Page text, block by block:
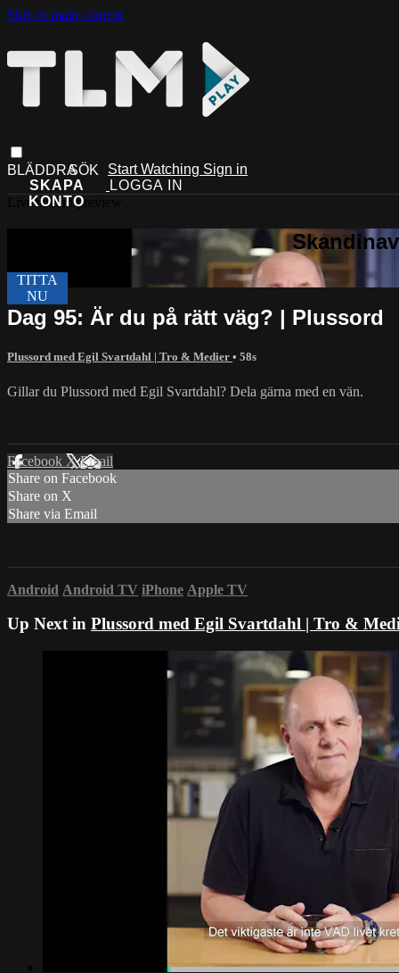
Skip to main content
Start Watching Sign in
Live stream preview
Dag 95: Är du på rätt väg? | Plussord
Plussord med Egil Svartdahl | Tro & Medier • 58s
Gillar du Plussord med Egil Svartdahl? Dela gärna med en vän.
Facebook XEmail
Share on Facebook
Share on X
Share via Email
Android Android TV iPhone Apple TV
Up Next in Plussord med Egil Svartdahl | Tro &